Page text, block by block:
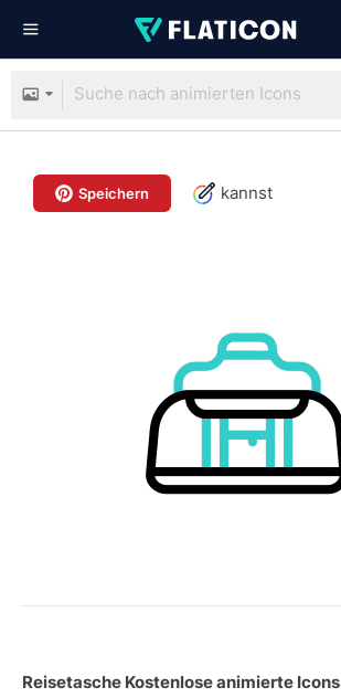
Speichern kannst
Reisetasche Kostenlose animierte Icons